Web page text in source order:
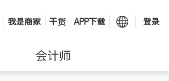
我是商家 干货 APP下载 登录
会计师